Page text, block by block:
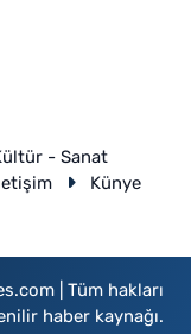
- Sanat
Künye
| Tüm hakları
haber kaynağı.